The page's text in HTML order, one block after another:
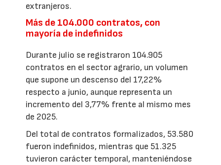
extranjeros.
Más de 104.000 contratos, con
mayoría de indefinidos
Durante julio se registraron 104.905
contratos en el sector agrario, un volumen
que supone un descenso del 17,22%
respecto a junio, aunque representa un
incremento del 3,77% frente al mismo mes
de 2025.
Del total de contratos formalizados, 53.580
fueron indefinidos, mientras que 51.325
tuvieron carácter temporal, manteniéndose